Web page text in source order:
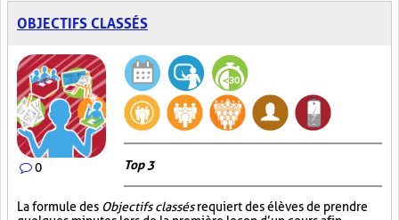
OBJECTIFS CLASSÉS
0 Top 3
La formule des Objectifs classésrequiert des élèves de prendre